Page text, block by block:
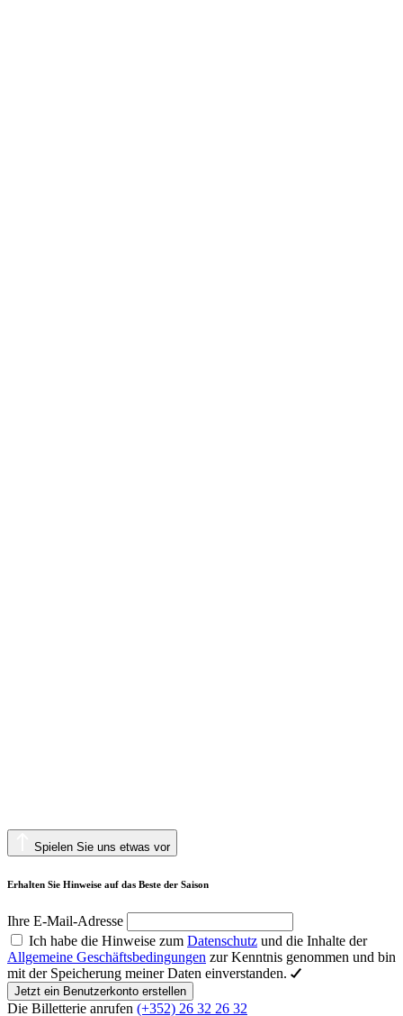
Spielen Sie uns etwas vor
Erhalten Sie Hinweise auf das Beste der Saison
Ihre E-Mail-Adresse
Ich habe die Hinweise zum Datenschutz und die Inhalte der
Allgemeine Geschäftsbedingungen zur Kenntnis genommen und bin
mit der Speicherung meiner Daten einverstanden.
Jetzt ein Benutzerkonto erstellen
Die Billetterie anrufen (+352) 26 32 26 32